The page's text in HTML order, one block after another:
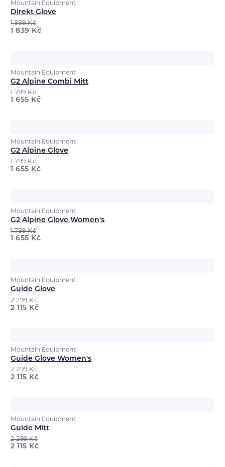
Mountain Equipment
Direkt Glove
1 999Kč
1 839 Kč
Mountain Equipment
G2 Alpine Combi Mitt
1 799Kč
1 655 Kč
Mountain Equipment
G2 Alpine Glove
1 799Kč
1 655 Kč
Mountain Equipment
G2 Alpine Glove Women's
1 799Kč
1 655 Kč
Mountain Equipment
Guide Glove
2 299Kč
2 115 Kč
Mountain Equipment
Guide Glove Women's
2 299Kč
2 115 Kč
Mountain Equipment
Guide Mitt
2 299Kč
2 115 Kč